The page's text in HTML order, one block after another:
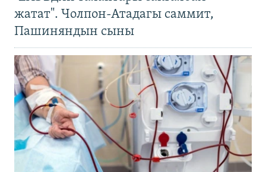
жатат". Чолпон-Атадагы саммит,
Пашиняндын сыны